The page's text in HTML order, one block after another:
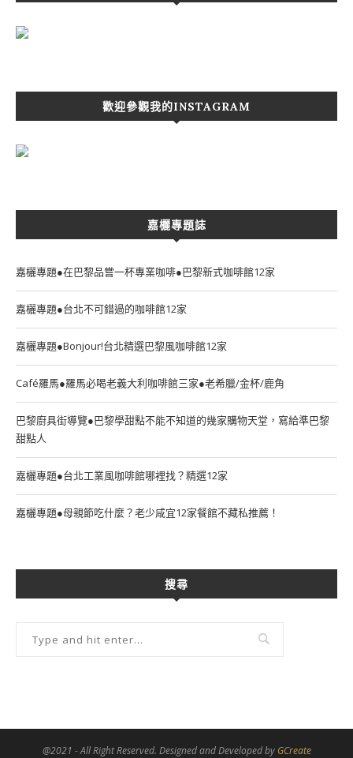
歡迎參觀我的INSTAGRAM
嘉欐專題誌
嘉欐專題●在巴黎品嘗一杯專業咖啡●巴黎新式咖啡館12家
嘉欐專題●台北不可錯過的咖啡館12家
嘉欐專題●Bonjour!台北精選巴黎風咖啡館12家
Café羅馬●羅馬必喝老義大利咖啡館三家●老希臘/金杯/鹿角
巴黎廚具街導覽●巴黎學甜點不能不知道的幾家購物天堂，寫給準巴黎
甜點人
嘉欐專題●台北工業風咖啡館哪裡找？精選12家
嘉欐專題●母親節吃什麼？老少咸宜12家餐館不藏私推薦！
搜尋
@2021 - All Right Reserved. Designed and Developed by GCreate